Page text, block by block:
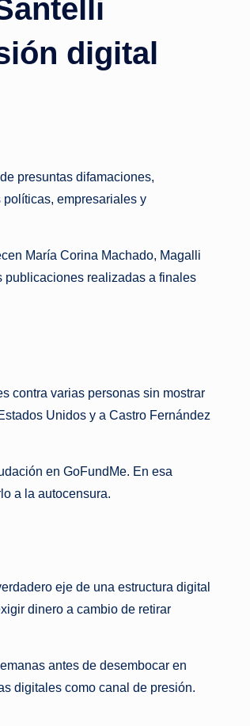
digital
presuntas difamaciones,
empresariales y
María Corina Machado, Magalli
publicaciones realizadas a finales
contra varias personas sin mostrar
Unidos y a Castro Fernández
en GoFundMe. En esa
a la autocensura.
eje de una estructura digital
dinero a cambio de retirar
antes de desembocar en
digitales como canal de presión.